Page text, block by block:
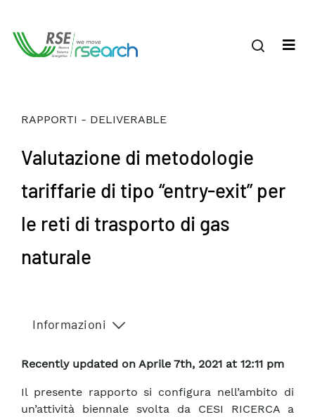
RAPPORTI - DELIVERABLE
Valutazione di metodologie
tariffarie di tipo “entry-exit” per
le reti di trasporto di gas
naturale
Informazioni
Recently updated on Aprile 7th, 2021 at 12:11 pm
Il presente rapporto si configura nell’ambito di
un’attività biennale svolta da CESI RICERCA a